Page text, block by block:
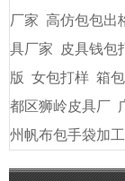
厂家 高仿包包出
具厂家
皮具钱包
版 女包打样 箱
都区狮岭皮具厂
州帆布包手袋加